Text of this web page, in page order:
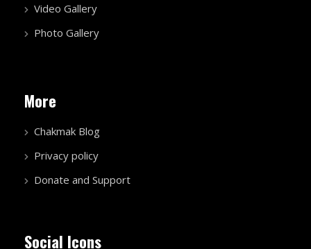
Video Gallery
Photo Gallery
More
Chakmak Blog
Privacy policy
Donate and Support
Social Icons